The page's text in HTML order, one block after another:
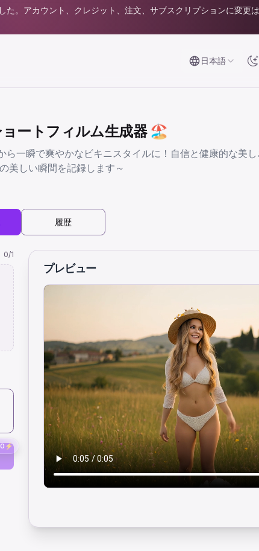
た。アカウント、クレジット、注文、サブスクリプションに変更
日本語
ートフィルム生成器 🏖️
一瞬で爽やかなビキニスタイルに！自信と健康的な美
美しい瞬間を記録します～
履歴
0/1
⚡
プレビュー